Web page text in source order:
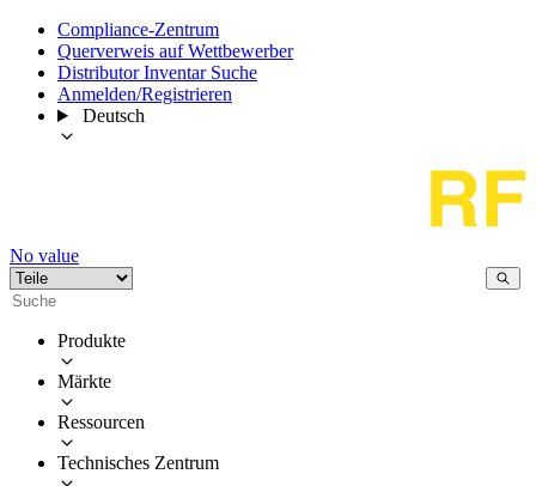
Compliance-Zentrum
Querverweis auf Wettbewerber
Distributor Inventar Suche
Anmelden/Registrieren
Deutsch
No value
Produkte
Märkte
Ressourcen
Technisches Zentrum